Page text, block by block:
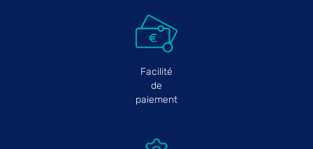
Facilité
de
paiement